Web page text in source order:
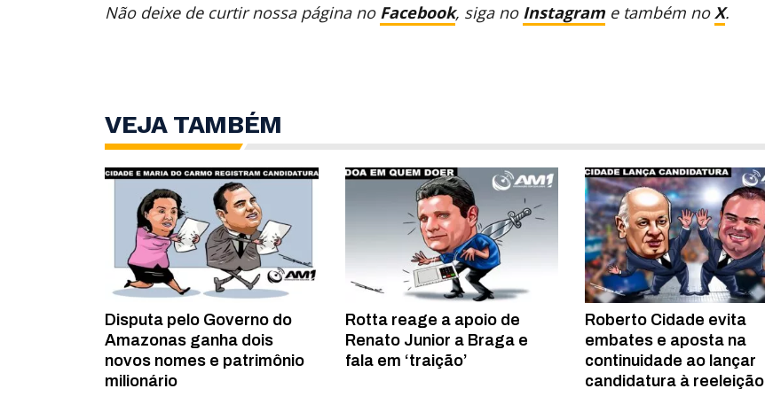
Não deixe de curtir nossa página no Facebook, siga no Instagram e também no X.
VEJA TAMBÉM
Disputa pelo Governo do
Amazonas ganha dois
novos nomes e patrimônio
milionário
Rotta reage a apoio de
Renato Junior a Braga e
fala em ‘traição’
Roberto Cidade evita
embates e aposta na
continuidade ao lançar
candidatura à reeleição